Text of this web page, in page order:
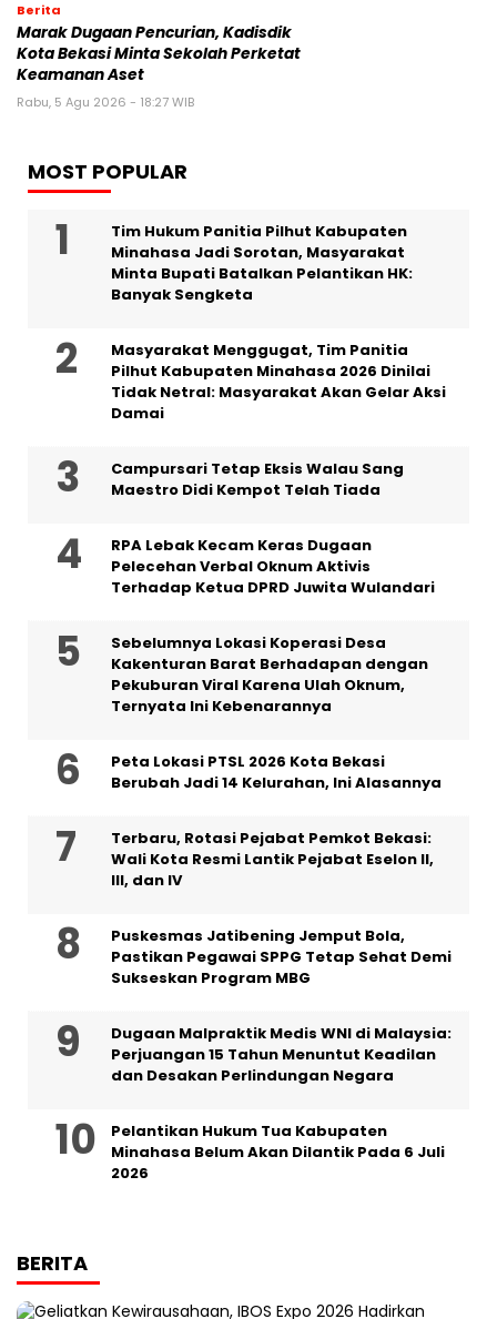
Berita
‎Marak Dugaan Pencurian, Kadisdik
Kota Bekasi Minta Sekolah Perketat
Keamanan Aset
Rabu, 5 Agu 2026 - 18:27 WIB
MOST POPULAR
Tim Hukum Panitia Pilhut Kabupaten
Minahasa Jadi Sorotan, Masyarakat
Minta Bupati Batalkan Pelantikan HK:
Banyak Sengketa
Masyarakat Menggugat, Tim Panitia
Pilhut Kabupaten Minahasa 2026 Dinilai
Tidak Netral: Masyarakat Akan Gelar Aksi
Damai
Campursari Tetap Eksis Walau Sang
Maestro Didi Kempot Telah Tiada
RPA Lebak Kecam Keras Dugaan
Pelecehan Verbal Oknum Aktivis
Terhadap Ketua DPRD Juwita Wulandari
Sebelumnya Lokasi Koperasi Desa
Kakenturan Barat Berhadapan dengan
Pekuburan Viral Karena Ulah Oknum,
Ternyata Ini Kebenarannya
Peta Lokasi PTSL 2026 Kota Bekasi
Berubah Jadi 14 Kelurahan, Ini Alasannya
‎Terbaru, Rotasi Pejabat Pemkot Bekasi:
Wali Kota Resmi Lantik Pejabat Eselon II,
III, dan IV ‎
Puskesmas Jatibening Jemput Bola,
Pastikan Pegawai SPPG Tetap Sehat Demi
Sukseskan Program MBG
‎Dugaan Malpraktik Medis WNI di Malaysia:
Perjuangan 15 Tahun Menuntut Keadilan
dan Desakan Perlindungan Negara
Pelantikan Hukum Tua Kabupaten
Minahasa Belum Akan Dilantik Pada 6 Juli
2026
BERITA